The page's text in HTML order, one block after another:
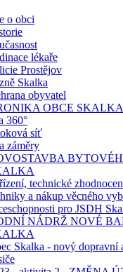
o obci
lékaře
Prostějov
Skalka
obyvatel
OBCE SKALKA
360°
síť
záměry
technické
a nákup věcného
pro JSDH
NÁDRŽ NOVÉ
Skalka - nový dopravní